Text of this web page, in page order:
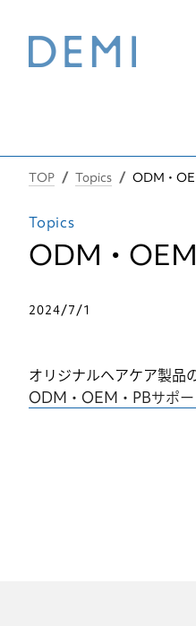
TOP Topics ODM・
Topics
ODM・OEM
2024/7/1
オリジナルヘアケア製品
ODM・OEM・PBサポー